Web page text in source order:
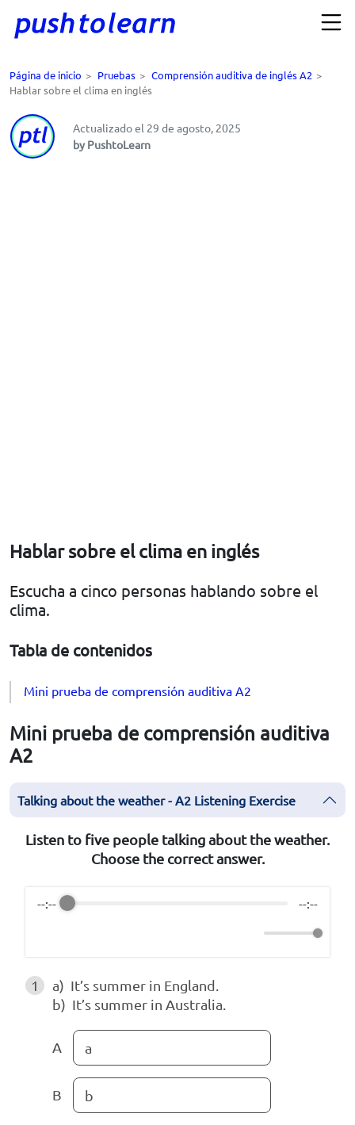
Página de inicio > Pruebas > Comprensión auditiva de inglés A2 >
Hablar sobre el clima en inglés
Actualizado el 29 de agosto, 2025
by PushtoLearn
Hablar sobre el clima en inglés
Escucha a cinco personas hablando sobre el
clima.
Tabla de contenidos
Mini prueba de comprensión auditiva A2
Mini prueba de comprensión auditiva
A2
Talking about the weather - A2 Listening Exercise
Listen to five people talking about the weather.
Choose the correct answer.
--:-- --:--
1
a) It’s summer in England.
b) It’s summer in Australia.
A a
B b